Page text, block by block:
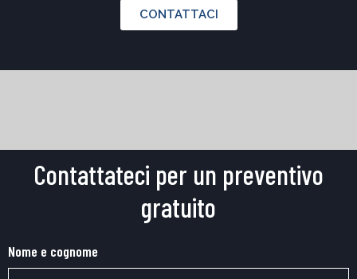
CONTATTACI
Contattateci per un preventivo
gratuito
Nome e cognome